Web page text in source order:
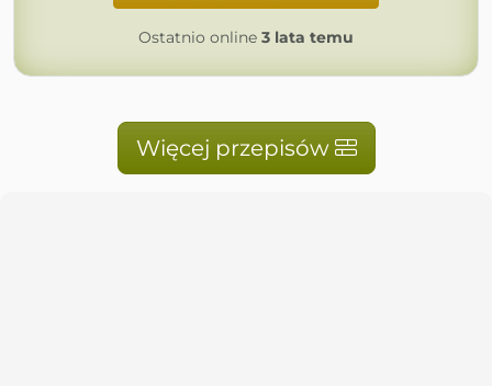
Ostatnio online 3 lata temu
Więcej przepisów